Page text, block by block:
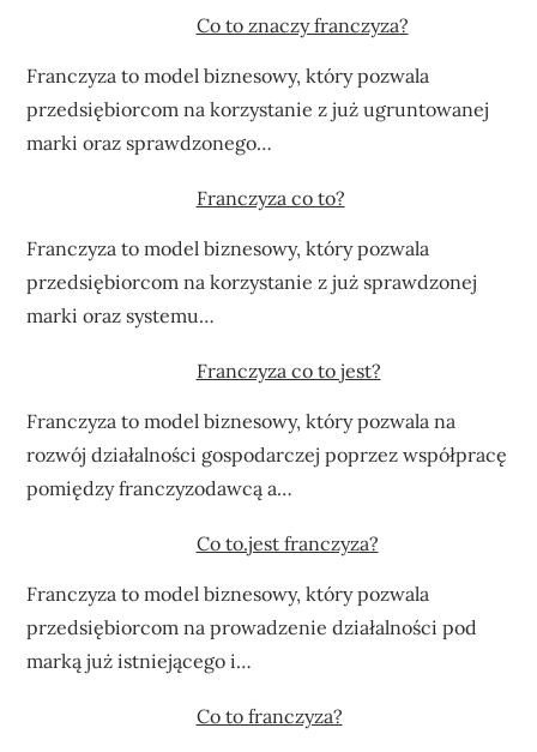
Co to znaczy franczyza?
Franczyza to model biznesowy, który pozwala
przedsiębiorcom na korzystanie z już ugruntowanej
marki oraz sprawdzonego…
Franczyza co to?
Franczyza to model biznesowy, który pozwala
przedsiębiorcom na korzystanie z już sprawdzonej
marki oraz systemu…
Franczyza co to jest?
Franczyza to model biznesowy, który pozwala na
rozwój działalności gospodarczej poprzez współpracę
pomiędzy franczyzodawcą a…
Co to.jest franczyza?
Franczyza to model biznesowy, który pozwala
przedsiębiorcom na prowadzenie działalności pod
marką już istniejącego i…
Co to franczyza?